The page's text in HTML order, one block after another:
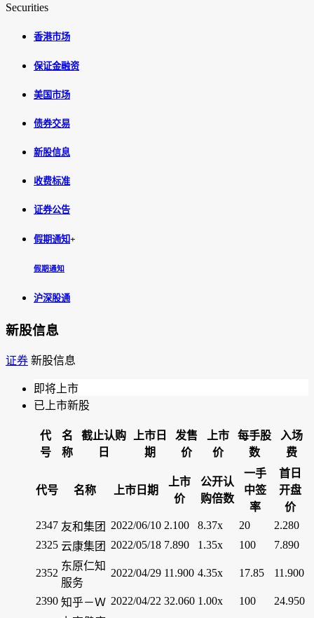
Securities
香港市场
保证金融资
美国市场
债券交易
新股信息
收费标准
证券公告
假期通知+
假期通知
沪深股通
新股信息
证券 新股信息
即将上市
已上市新股
代
号
名
称
截止认购
日
上市日
期
发售
价
上市
价
每手股
数
入场
费
代号 名称 上市日期
上市
价
公开认
购倍数
一手
中签
率
首日
开盘
价
2347 友和集团 2022/06/10 2.100 8.37x 20
2.280
2325 云康集团 2022/05/18 7.890 1.35x 100 7.890
2352
东原仁知
服务
2022/04/29 11.900 4.35x 17.85 11.900
2390 知乎－Ｗ 2022/04/22 32.060 1.00x 100 24.950